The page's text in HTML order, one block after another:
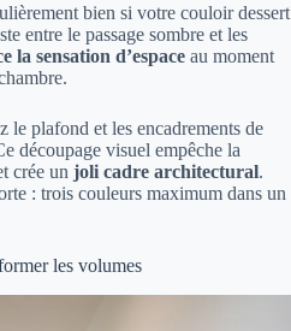
bien si votre couloir dessert
entre le passage sombre et les
la sensation d’espace au moment
le plafond et les encadrements de
découpage visuel empêche la
crée un joli cadre architectural.
: trois couleurs maximum dans un
les volumes